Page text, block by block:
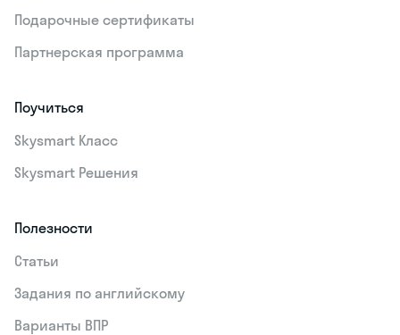
Подарочные сертификаты
Партнерская программа
Поучиться
Skysmart Класс
Skysmart Решения
Полезности
Статьи
Задания по английскому
Варианты ВПР